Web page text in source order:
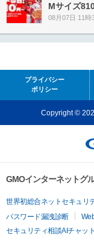
Mサイズ
08月07日 11時
プライバシー
ポリシー
Copyright ©
GMOインターネットグ
世界初総合ネットセキュリ
パスワード漏洩診断
セキュリティ相談AIチャッ